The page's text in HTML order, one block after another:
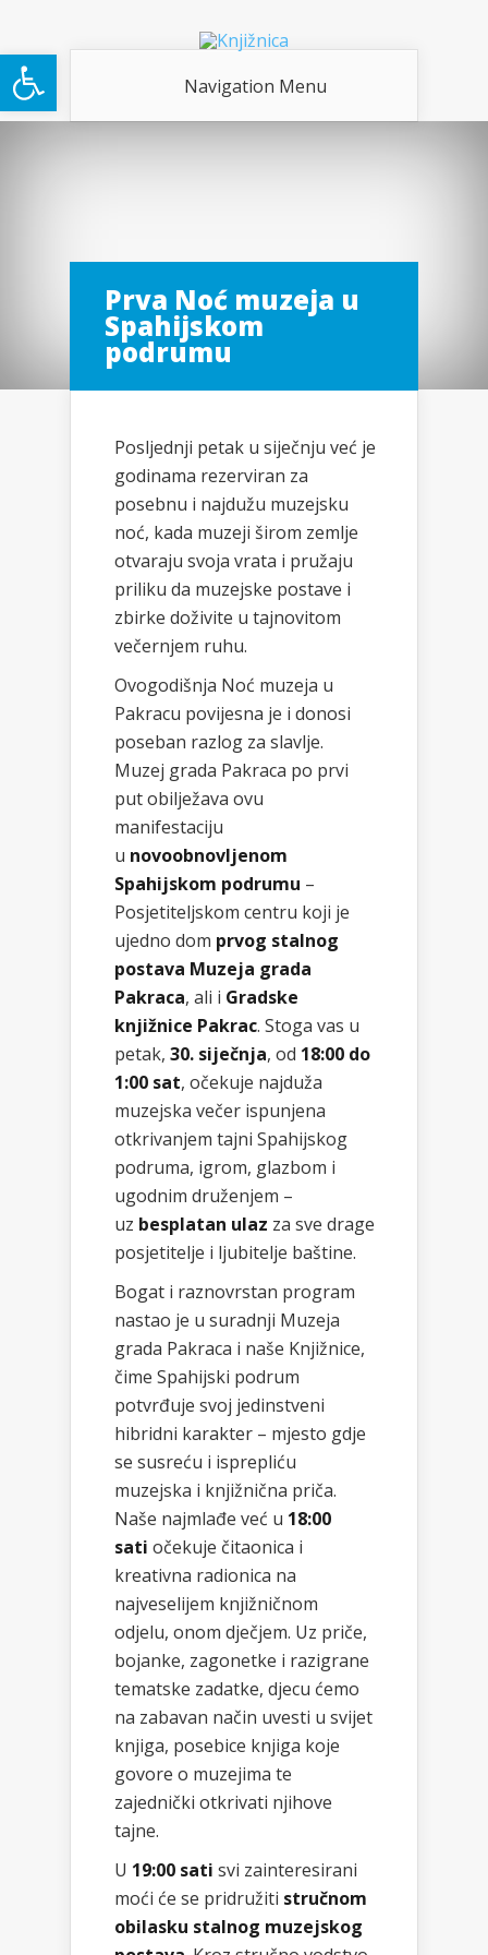
Open toolbar Navigation Menu
Prva Noć muzeja u
Spahijskom
podrumu
Posljednji petak u siječnju već je
godinama rezerviran za
posebnu i najdužu muzejsku
noć, kada muzeji širom zemlje
otvaraju svoja vrata i pružaju
priliku da muzejske postave i
zbirke doživite u tajnovitom
večernjem ruhu.
Ovogodišnja Noć muzeja u
Pakracu povijesna je i donosi
poseban razlog za slavlje.
Muzej grada Pakraca po prvi
put obilježava ovu
manifestaciju
u novoobnovljenom
Spahijskom podrumu –
Posjetiteljskom centru koji je
ujedno dom prvog stalnog
postava Muzeja grada
Pakraca, ali i Gradske
knjižnice Pakrac. Stoga vas u
petak, 30. siječnja, od 18:00 do
1:00 sat, očekuje najduža
muzejska večer ispunjena
otkrivanjem tajni Spahijskog
podruma, igrom, glazbom i
ugodnim druženjem –
uz besplatan ulaz za sve drage
posjetitelje i ljubitelje baštine.
Bogat i raznovrstan program
nastao je u suradnji Muzeja
grada Pakraca i naše Knjižnice,
čime Spahijski podrum
potvrđuje svoj jedinstveni
hibridni karakter – mjesto gdje
se susreću i isprepliću
muzejska i knjižnična priča.
Naše najmlađe već u 18:00
sati očekuje čitaonica i
kreativna radionica na
najveselijem knjižničnom
odjelu, onom dječjem. Uz priče,
bojanke, zagonetke i razigrane
tematske zadatke, djecu ćemo
na zabavan način uvesti u svijet
knjiga, posebice knjiga koje
govore o muzejima te
zajednički otkrivati njihove
tajne.
U 19:00 sati svi zainteresirani
moći će se pridružiti stručnom
obilasku stalnog muzejskog